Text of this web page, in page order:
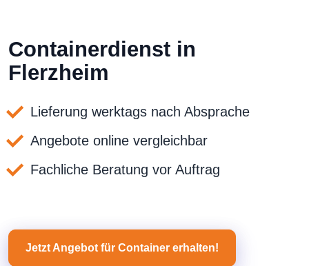
Containerdienst in
Flerzheim
Lieferung werktags nach Absprache
Angebote online vergleichbar
Fachliche Beratung vor Auftrag
Jetzt Angebot für Container erhalten!